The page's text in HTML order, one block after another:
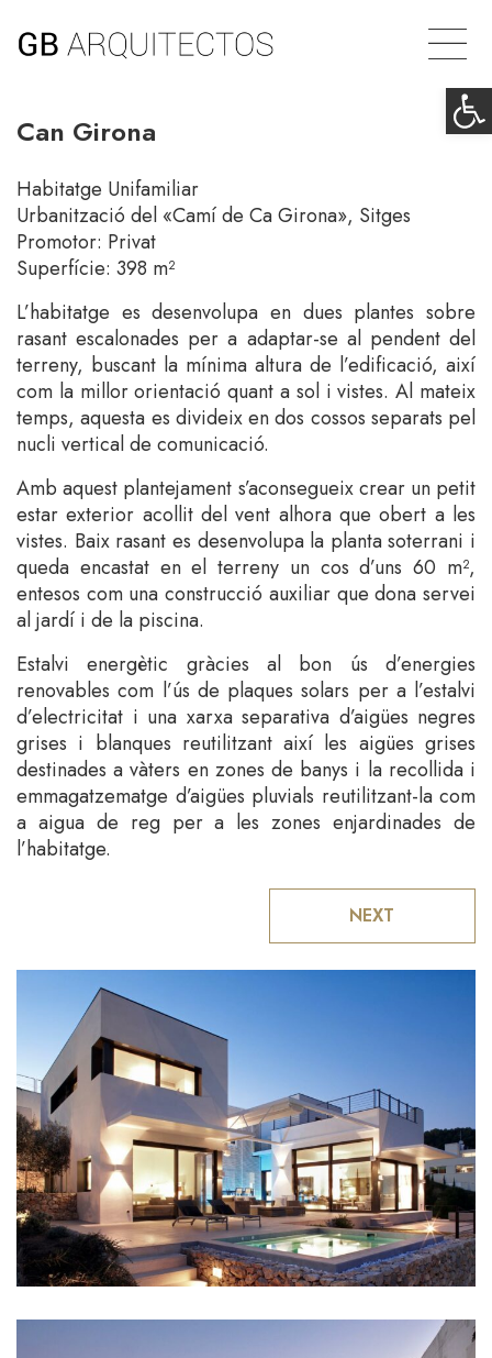
Can Girona
Habitatge Unifamiliar
Urbanització del «Camí de Ca Girona», Sitges
Promotor: Privat
Superfície: 398 m²
L’habitatge es desenvolupa en dues plantes sobre
rasant escalonades per a adaptar-se al pendent del
terreny, buscant la mínima altura de l’edificació, així
com la millor orientació quant a sol i vistes. Al mateix
temps, aquesta es divideix en dos cossos separats pel
nucli vertical de comunicació.
Amb aquest plantejament s’aconsegueix crear un petit
estar exterior acollit del vent alhora que obert a les
vistes. Baix rasant es desenvolupa la planta soterrani i
queda encastat en el terreny un cos d’uns 60 m²,
entesos com una construcció auxiliar que dona servei
al jardí i de la piscina.
Estalvi energètic gràcies al bon ús d’energies
renovables com l’ús de plaques solars per a l’estalvi
d’electricitat i una xarxa separativa d’aigües negres
grises i blanques reutilitzant així les aigües grises
destinades a vàters en zones de banys i la recollida i
emmagatzematge d’aigües pluvials reutilitzant-la com
a aigua de reg per a les zones enjardinades de
l’habitatge.
NEXT